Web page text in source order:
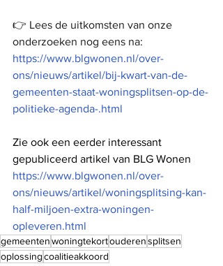
👉 Lees de uitkomsten van onze
onderzoeken nog eens na:
https://www.blgwonen.nl/over-
ons/nieuws/artikel/bij-kwart-van-de-
gemeenten-staat-woningsplitsen-op-de-
politieke-agenda-.html
Zie ook een eerder interessant
gepubliceerd artikel van BLG Wonen
https://www.blgwonen.nl/over-
ons/nieuws/artikel/woningsplitsing-kan-
half-miljoen-extra-woningen-
opleveren.html
gemeentenwoningtekortouderensplitsen
oplossingcoalitieakkoord